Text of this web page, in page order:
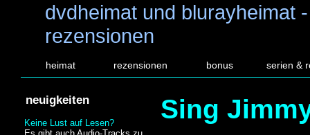
dvdheimat und blurayheimat
rezensionen
heimat rezensionen bonus serien &
neuigkeiten
Keine Lust auf Lesen?
Sing